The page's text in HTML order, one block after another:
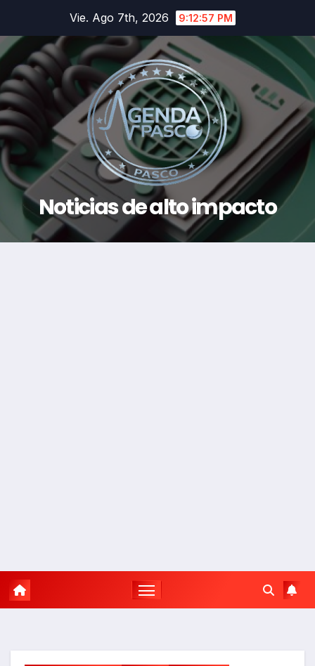
contenido
Vie. Ago 7th, 2026 9:12:58 PM
Noticias de alto impacto